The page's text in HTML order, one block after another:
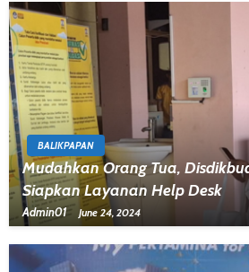
BALIKPAPAN
Mudahkan Orang Tua,
Siapkan Layanan Help Desk
Admin01 June 24, 2024